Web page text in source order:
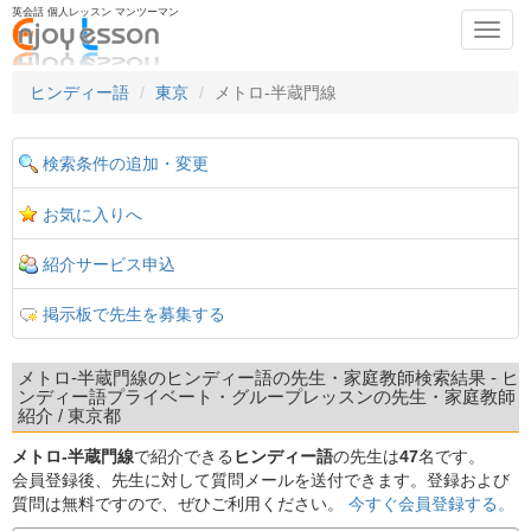
英会話 個人レッスン マンツーマン
ヒンディー語
東京 メトロ-半蔵門線
検索条件の追加・変更
お気に入りへ
紹介サービス申込
掲示板で先生を募集する
メトロ-半蔵門線のヒンディー語の先生・家庭教師検索結果 - ヒ
ンディー語プライベート・グループレッスンの先生・家庭教師
紹介 / 東京都
メトロ-半蔵門線で紹介できる ヒンディー語の先生は47名です。
会員登録後、先生に対して質問メールを送付できます。登録および
質問は無料ですので、ぜひご利用ください。 今すぐ会員登録する。